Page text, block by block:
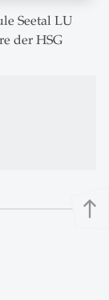
Seetal LU
der HSG
north